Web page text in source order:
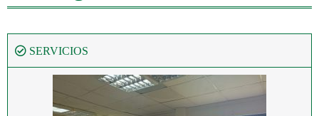
SERVICIOS